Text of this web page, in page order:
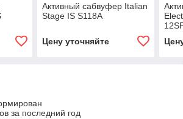
Активный сабвуфер Italian
Stage IS S118A
Цену уточняйте
за последний год